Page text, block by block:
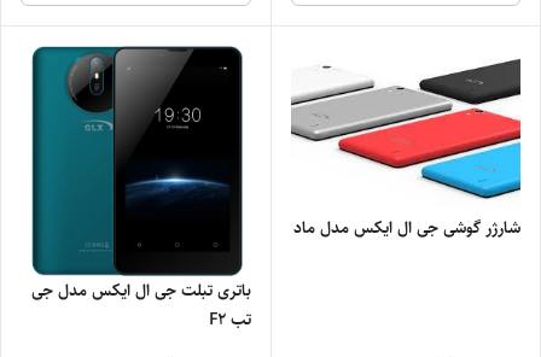
شارژر گوشی جی ال ایکس مدل ماد
باتری تبلت جی ال ایکس مدل جی
تب F2